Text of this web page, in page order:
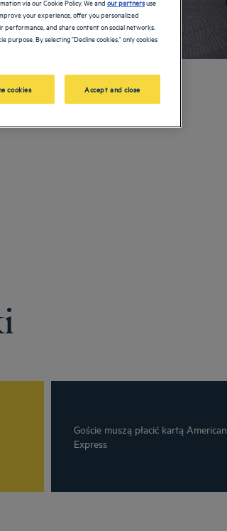
Goście muszą płacić kartą American
Express
your experience, offer you personalized
and share content on social networks.
purpose. By selecting "Decline cookies," only cookies
cookies Accept and close